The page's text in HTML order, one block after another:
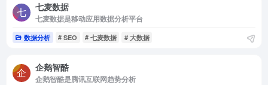
七麦数据
七麦数据是移动应用数据分析平台
数据分析 # SEO # 七麦数据 # 大数据
企鹅智酷
企鹅智酷是腾讯互联网趋势分析